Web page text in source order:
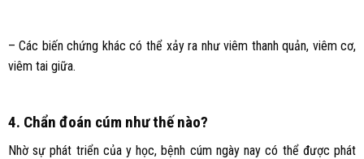
– Các biến chứng khác có thể xảy ra như viêm thanh quản, viêm cơ,
viêm tai giữa.
4. Chẩn đoán cúm như thế nào?
Nhờ sự phát triển của y học, bệnh cúm ngày nay có thể được phát